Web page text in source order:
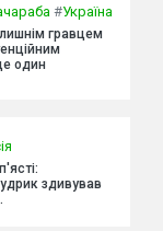
#Україна
гравцем
один
здивував